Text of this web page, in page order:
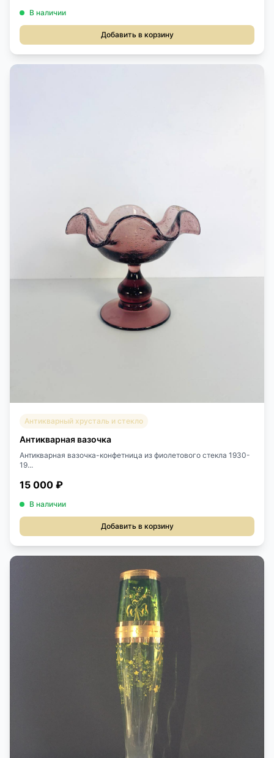
В наличии
Добавить в корзину
Антикварный хрусталь и стекло
Антикварная вазочка
Антикварная вазочка-конфетница из фиолетового стекла 1930-
19...
15 000 ₽
В наличии
Добавить в корзину